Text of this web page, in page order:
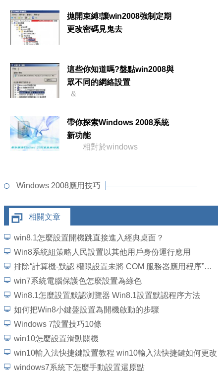
拋開束縛!讓win2008強制定期
更改密碼見鬼去
這些你知道嗎?盤點win2008與
眾不同的網絡設置
&
帶你探索Windows 2008系統
新功能
相對於windows
Windows 2008應用技巧
相關文章
win8.1怎麼設置開機跳直接進入經典桌面？
Win8系統組策略人民設置以其他用戶身份運行應用
排除“計算機-默認 權限設置未將 COM 服務器應用程序”的錯誤
win7系統電腦保護色怎麼設置為綠色
Win8.1怎麼設置默認浏覽器 Win8.1設置默認程序方法
如何把Win8小鍵盤設置為開機啟動的步驟
Windows 7設置技巧10條
win10怎麼設置滑動關機
win10輸入法快捷鍵設置教程 win10輸入法快捷鍵如何更改
windows7系統下怎麼手動設置還原點